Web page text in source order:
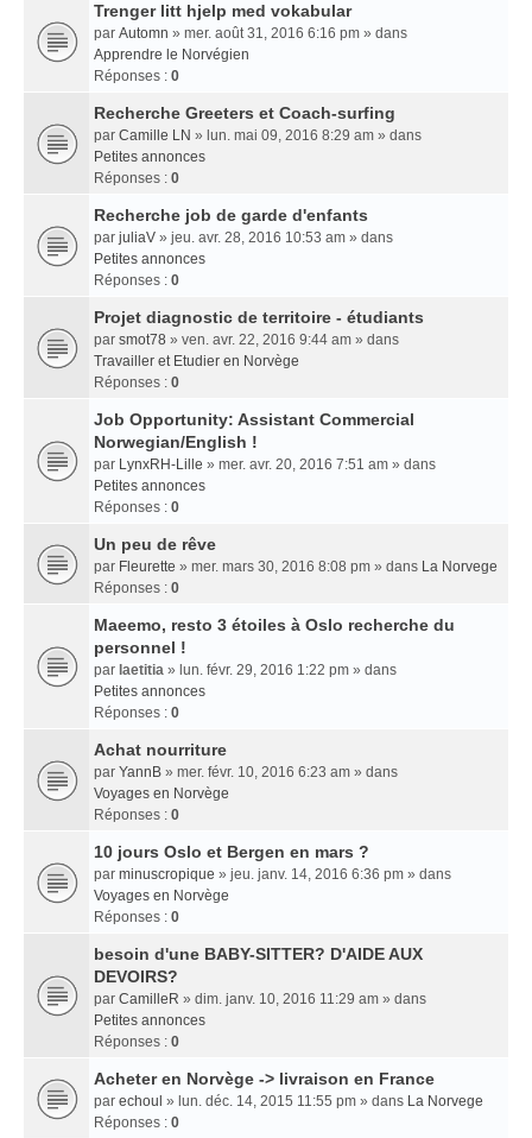
Trenger litt hjelp med vokabular
par Automn » mer. août 31, 2016 6:16 pm » dans
Apprendre le Norvégien
Réponses : 0
Recherche Greeters et Coach-surfing
par Camille LN » lun. mai 09, 2016 8:29 am » dans
Petites annonces
Réponses : 0
Recherche job de garde d'enfants
par juliaV » jeu. avr. 28, 2016 10:53 am » dans
Petites annonces
Réponses : 0
Projet diagnostic de territoire - étudiants
par smot78 » ven. avr. 22, 2016 9:44 am » dans
Travailler et Etudier en Norvège
Réponses : 0
Job Opportunity: Assistant Commercial
Norwegian/English !
par LynxRH-Lille » mer. avr. 20, 2016 7:51 am » dans
Petites annonces
Réponses : 0
Un peu de rêve
par Fleurette » mer. mars 30, 2016 8:08 pm » dans La Norvege
Réponses : 0
Maeemo, resto 3 étoiles à Oslo recherche du
personnel !
par laetitia » lun. févr. 29, 2016 1:22 pm » dans
Petites annonces
Réponses : 0
Achat nourriture
par YannB » mer. févr. 10, 2016 6:23 am » dans
Voyages en Norvège
Réponses : 0
10 jours Oslo et Bergen en mars ?
par minuscropique » jeu. janv. 14, 2016 6:36 pm » dans
Voyages en Norvège
Réponses : 0
besoin d'une BABY-SITTER? D'AIDE AUX
DEVOIRS?
par CamilleR » dim. janv. 10, 2016 11:29 am » dans
Petites annonces
Réponses : 0
Acheter en Norvège -> livraison en France
par echoul » lun. déc. 14, 2015 11:55 pm » dans La Norvege
Réponses : 0